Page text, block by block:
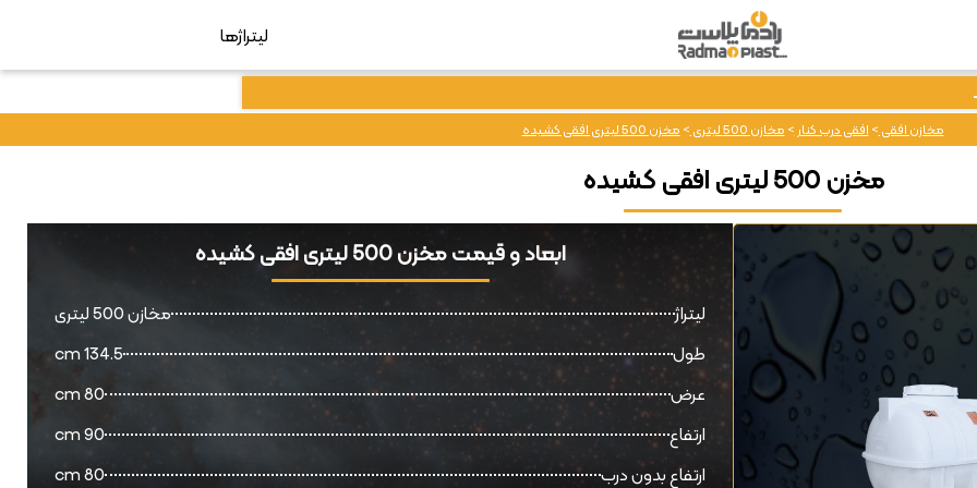
لیتراژها
مخازن افقی>افقی درب کنار>مخازن 500 لیتری >مخزن 500 لیتری افقی کشیده
مخزن 500 لیتری افقی کشیده
ابعاد و قیمت مخزن 500 لیتری افقی کشیده
لیتراژ
مخازن 500 لیتری
طول
134.5 cm
عرض
80 cm
ارتفاع
90 cm
ارتفاع بدون درب
80 cm